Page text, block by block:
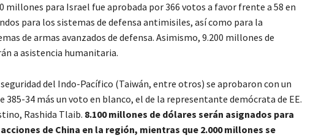
millones para Israel fue aprobada por 366 votos a favor frente a 58 en
para los sistemas de defensa antimisiles, así como para la
de armas avanzados de defensa. Asimismo, 9.200 millones de
a asistencia humanitaria.
del Indo-Pacífico (Taiwán, entre otros) se aprobaron con un
34 más un voto en blanco, el de la representante demócrata de EE.
Rashida Tlaib. 8.100 millones de dólares serán asignados para
de China en la región, mientras que 2.000 millones se